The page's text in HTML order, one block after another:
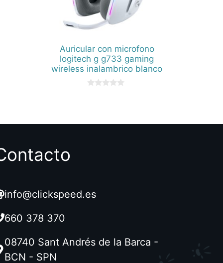
Auricular con microfono
logitech g g733 gaming
wireless inalambrico blanco
info@clickspeed.es
660 378 370
08740 Sant Andrés de la Barca -
BCN - SPN